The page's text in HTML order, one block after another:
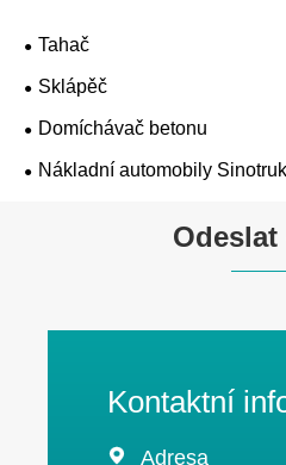
Tahač
Sklápěč
Domíchávač betonu
Nákladní automobily Sinotruk
Odeslat
Kontaktní
 Adresa